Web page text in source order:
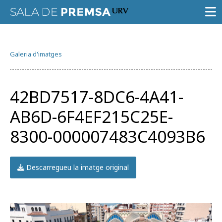
GALERIA D’IMATGES
GUIA D’ESPECIALISTES
AGENDA URV
Prova la cerca avançada
Galeria d'imatges
42BD7517-8DC6-4A41-
AB6D-6F4EF215C25E-
8300-000007483C4093B6
Descarregueu la imatge original